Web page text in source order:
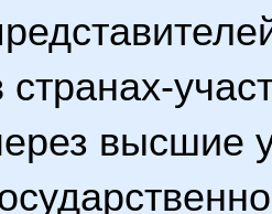
странах-
высшие